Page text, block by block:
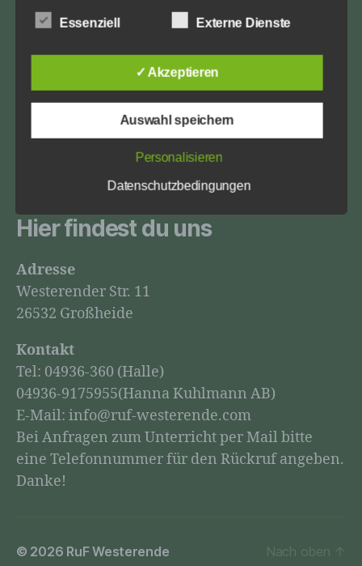
Über diese Website
Dies ist die Webseite des Reit- & Fahrverein
Westerende. Hier werdet ihr immer über die
nächsten Termine und aktuellen Ereignisse
Hier findest du uns
Adresse
Westerender Str. 11
26532 Großheide
Kontakt
Tel: 04936-360 (Halle)
04936-9175955(Hanna Kuhlmann AB)
E-Mail: info@ruf-westerende.com
Bei Anfragen zum Unterricht per Mail bitte
eine Telefonnummer für den Rückruf angeben.
Danke!
© 2026 RuF Westerende Nach oben ↑
zustehenden Rechte aufgeklärt.
Maßnahmen umgesetzt, um einen möglichst
lückenlosen Schutz der über diese Internetseite
verarbeiteten personenbezogenen Daten
sicherzustellen. Dennoch können Internetbasierte
Sicherheitslücken aufweisen, sodass ein absoluter
Grund steht es jeder betroffenen Person frei,
Wegen, beispielsweise telefonisch, an uns zu
übermitteln.
Begriffsbestimmungen
Die Datenschutzerklärung beruht auf den
Begrifflichkeiten, die durch den Europäischen
Datenschutz-Grundverordnung (DS-GVO)
soll sowohl für die Öffentlichkeit als auch für unsere
Kunden und Geschäftspartner einfach lesbar und
verständlich sein. Um dies zu gewährleisten,
möchten wir vorab die verwendeten Begrifflichkeiten
erläutern.
Wir verwenden in dieser Datenschutzerklärung unter
anderem die folgenden Begriffe:
Informationen, die sich auf eine identifizierte
Essenziell Externe Dienste
✓ Akzeptieren
Auswahl speichern
Personalisieren
Datenschutzbedingungen